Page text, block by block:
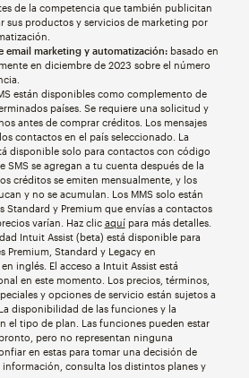
de la competencia que también publicitan
sus productos y servicios de marketing por
email marketing y automatización:basado en
en diciembre de 2023 sobre el número
están disponibles como complemento de
países. Se requiere una solicitud y
antes de comprar créditos. Los mensajes
contactos en el país seleccionado. La
disponible solo para contactos con código
SMS se agregan a tu cuenta después de la
créditos se emiten mensualmente, y los
y no se acumulan. Los MMS solo están
Standard y Premium que envías a contactos
varían. Haz clic aquípara más detalles.
Intuit Assist (beta) está disponible para
Premium, Standard y Legacy en
inglés. El acceso a Intuit Assist está
en este momento. Los precios, términos,
y opciones de servicio están sujetos a
disponibilidad de las funciones y la
el tipo de plan. Las funciones pueden estar
pero no representan ninguna
en estas para tomar una decisión de
información, consulta los distintos planes y